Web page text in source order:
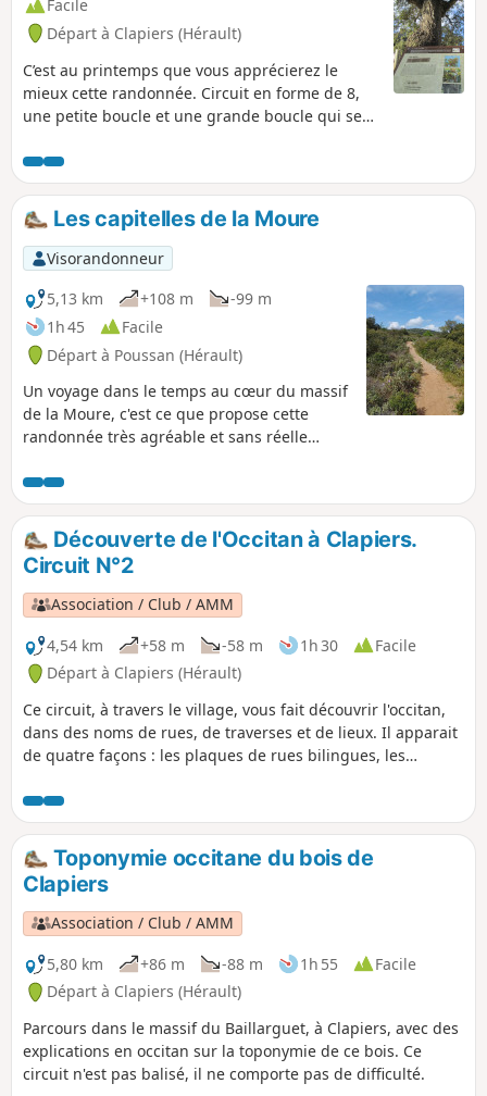
Facile
Départ à Clapiers (Hérault)
C’est au printemps que vous apprécierez le
mieux cette randonnée. Circuit en forme de 8,
une petite boucle et une grande boucle qui se
chaque arbre se trouve un panneau explicatif
accompagné d'un poème écrit par un auteur.
Les capitelles de la Moure
Visorandonneur
5,13 km
+108 m
-99 m
1h 45
Facile
Départ à Poussan (Hérault)
Un voyage dans le temps au cœur du massif
de la Moure, c'est ce que propose cette
randonnée très agréable et sans réelle
patrimoine exceptionnel qui se cache dans
la garrigue héraultaise, ce circuit d'un peu
plus de 5km offre une forte concentration de
constructions traditionnelles parfaitement
restaurées. Une dizaine de capitelles et
autres constructions sont visibles au cours
de ce circuit.
Découverte de l'Occitan à Clapiers.
Circuit N°2
Association / Club / AMM
4,54 km
+58 m -58 m 1h 30
Facile
Départ à Clapiers (Hérault)
Ce circuit, à travers le village, vous fait découvrir l'occitan,
dans des noms de rues, de traverses et de lieux. Il apparait
de quatre façons : les plaques de rues bilingues, les
Toponymie occitane du bois de
Clapiers
Association / Club / AMM
5,80 km
+86 m -88 m 1h 55
Facile
Départ à Clapiers (Hérault)
Parcours dans le massif du Baillarguet, à Clapiers, avec des
explications en occitan sur la toponymie de ce bois. Ce
circuit n'est pas balisé, il ne comporte pas de difficulté.